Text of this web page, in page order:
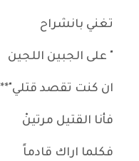
تغني بانشراح
" على الجبين اللجين
ان كنت تقصد قتلي"**
فأنا القتيل مرتينْ
فكلما اراك قادماً